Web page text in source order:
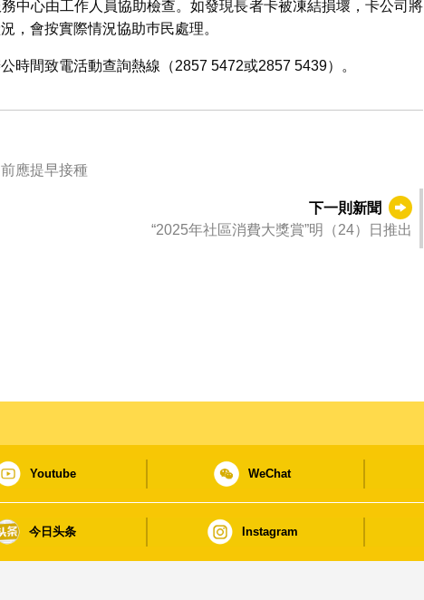
中心由工作人員協助檢查。如發現長者卡被凍結損壞，卡公司將
，會按實際情況協助巿民處理。
時間致電活動查詢熱線（2857 5472或2857 5439）。
力者外遊前應提早接種
下一則新聞
“2025年社區消費大獎賞”明（24）日推出
Youtube WeChat
今日头条 Instagram